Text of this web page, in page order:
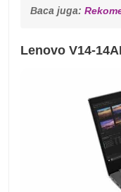
Baca juga:
Lenovo V14-